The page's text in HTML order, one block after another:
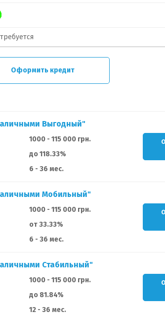
Оформить кредит
Выгодный"
1000 - 115 000 грн.
до 118.33%
6 - 36 мес.
Мобильный"
1000 - 115 000 грн.
от 33.33%
6 - 36 мес.
Стабильный"
1000 - 115 000 грн.
до 81.84%
12 - 36 мес.